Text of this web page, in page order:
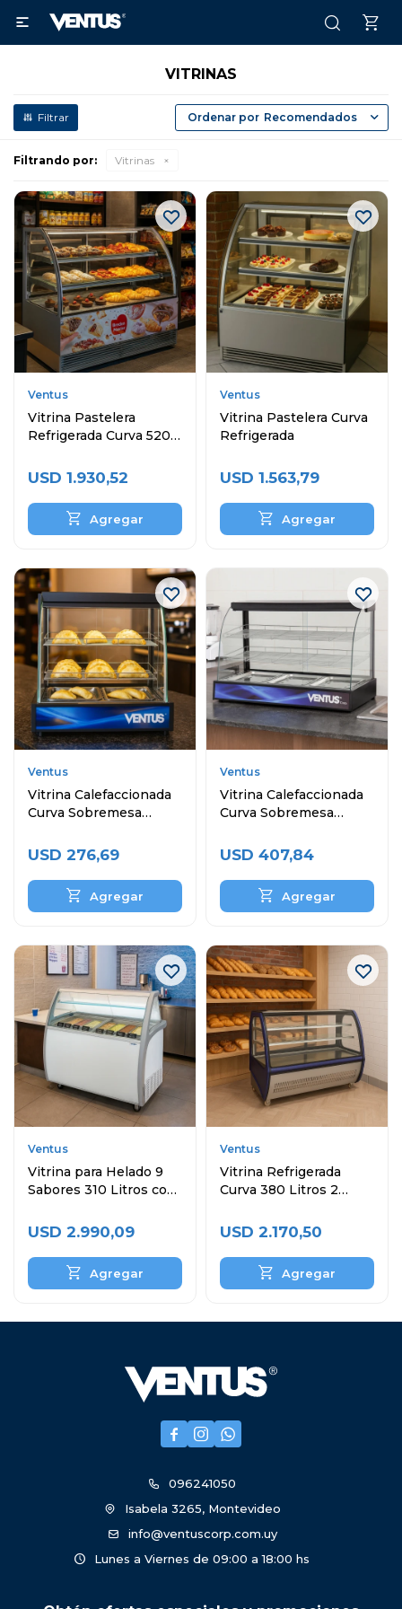

VITRINAS
Recomendados
Filtrando por: Vitrinas
Ventus
Vitrina Pastelera
Refrigerada Curva 520
USD 1.930,52
Ventus
Vitrina Pastelera Curva
Refrigerada
USD 1.563,79
Ventus
Vitrina Calefaccionada
Curva Sobremesa
USD 276,69
Ventus
Vitrina Calefaccionada
Curva Sobremesa
USD 407,84
Ventus
Vitrina para Helado 9
Sabores 310 Litros con
USD 2.990,09
Ventus
Vitrina Refrigerada
Curva 380 Litros 2
USD 2.170,50
  
096241050
Isabela 3265, Montevideo
info@ventuscorp.com.uy
Lunes a Viernes de 09:00 a 18:00 hs